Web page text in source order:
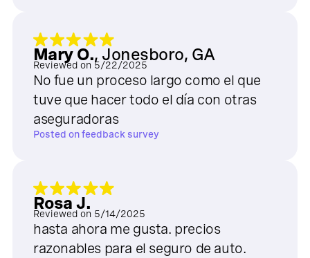
Mary O., Jonesboro, GA
Reviewed on 5/22/2025
No fue un proceso largo como el que
tuve que hacer todo el día con otras
aseguradoras
Posted onfeedback survey
Rosa J.
Reviewed on 5/14/2025
hasta ahora me gusta. precios
razonables para el seguro de auto.